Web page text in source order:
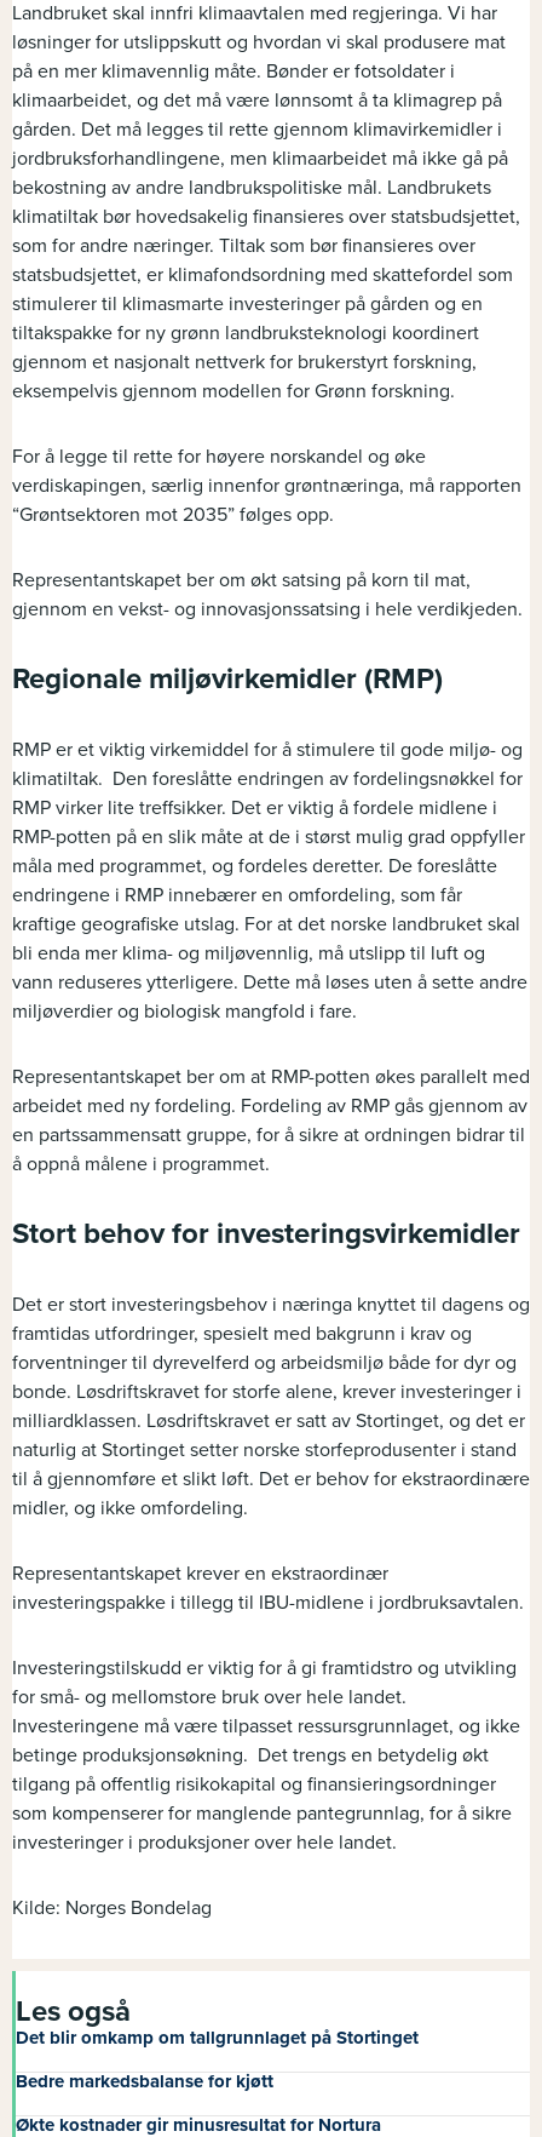
Landbruket skal innfri klimaavtalen med regjeringa. Vi har
løsninger for utslippskutt og hvordan vi skal produsere mat
på en mer klimavennlig måte. Bønder er fotsoldater i
klimaarbeidet, og det må være lønnsomt å ta klimagrep på
gården. Det må legges til rette gjennom klimavirkemidler i
jordbruksforhandlingene, men klimaarbeidet må ikke gå på
bekostning av andre landbrukspolitiske mål. Landbrukets
klimatiltak bør hovedsakelig finansieres over statsbudsjettet,
som for andre næringer. Tiltak som bør finansieres over
statsbudsjettet, er klimafondsordning med skattefordel som
stimulerer til klimasmarte investeringer på gården og en
tiltakspakke for ny grønn landbruksteknologi koordinert
gjennom et nasjonalt nettverk for brukerstyrt forskning,
eksempelvis gjennom modellen for Grønn forskning.
For å legge til rette for høyere norskandel og øke
verdiskapingen, særlig innenfor grøntnæringa, må rapporten
“Grøntsektoren mot 2035” følges opp.
Representantskapet ber om økt satsing på korn til mat,
gjennom en vekst- og innovasjonssatsing i hele verdikjeden.
Regionale miljøvirkemidler (RMP)
RMP er et viktig virkemiddel for å stimulere til gode miljø- og
klimatiltak. Den foreslåtte endringen av fordelingsnøkkel for
RMP virker lite treffsikker. Det er viktig å fordele midlene i
RMP-potten på en slik måte at de i størst mulig grad oppfyller
måla med programmet, og fordeles deretter. De foreslåtte
endringene i RMP innebærer en omfordeling, som får
kraftige geografiske utslag. For at det norske landbruket skal
bli enda mer klima- og miljøvennlig, må utslipp til luft og
vann reduseres ytterligere. Dette må løses uten å sette andre
miljøverdier og biologisk mangfold i fare.
Representantskapet ber om at RMP-potten økes parallelt med
arbeidet med ny fordeling. Fordeling av RMP gås gjennom av
en partssammensatt gruppe, for å sikre at ordningen bidrar til
å oppnå målene i programmet.
Stort behov for investeringsvirkemidler
Det er stort investeringsbehov i næringa knyttet til dagens og
framtidas utfordringer, spesielt med bakgrunn i krav og
forventninger til dyrevelferd og arbeidsmiljø både for dyr og
bonde. Løsdriftskravet for storfe alene, krever investeringer i
milliardklassen. Løsdriftskravet er satt av Stortinget, og det er
naturlig at Stortinget setter norske storfeprodusenter i stand
til å gjennomføre et slikt løft. Det er behov for ekstraordinære
midler, og ikke omfordeling.
Representantskapet krever en ekstraordinær
investeringspakke i tillegg til IBU-midlene i jordbruksavtalen.
Investeringstilskudd er viktig for å gi framtidstro og utvikling
for små- og mellomstore bruk over hele landet.
Investeringene må være tilpasset ressursgrunnlaget, og ikke
betinge produksjonsøkning. Det trengs en betydelig økt
tilgang på offentlig risikokapital og finansieringsordninger
som kompenserer for manglende pantegrunnlag, for å sikre
investeringer i produksjoner over hele landet.
Kilde: Norges Bondelag
Les også
Det blir omkamp om tallgrunnlaget på Stortinget
Bedre markedsbalanse for kjøtt
Økte kostnader gir minusresultat for Nortura